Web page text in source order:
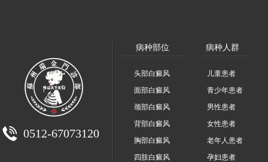
0512-67073120
病种部位 病种人群
头部白癜风
面部白癜风
颈部白癜风
背部白癜风
胸部白癜风
四肢白癜风
儿童患者
青少年患者
男性患者
女性患者
老年人患者
孕妇患者